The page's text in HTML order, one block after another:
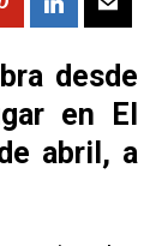
desde
en El
abril, a